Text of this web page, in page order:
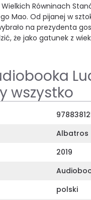
Równinach
Mao. Od pijanej w
na prezydenta
że jako gatunek z
wszystko
Albatros
2019
polski